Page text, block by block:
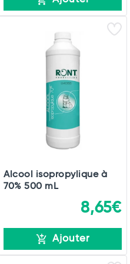
Alcool isopropylique à
70% 500 mL
8,65€
Ajouter